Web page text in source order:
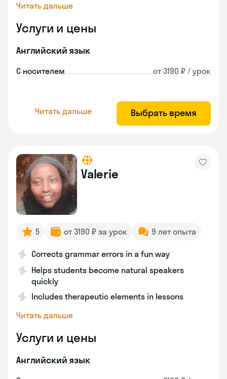
Читать дальше
Услуги и цены
Английский язык
С носителем от 3190 ₽ / урок
Читать дальше Выбрать время
Valerie
5 от 3190 ₽ за урок 9 лет опыта
Corrects grammar errors in a fun way
Helps students become natural speakers
quickly
Includes therapeutic elements in lessons
Читать дальше
Услуги и цены
Английский язык